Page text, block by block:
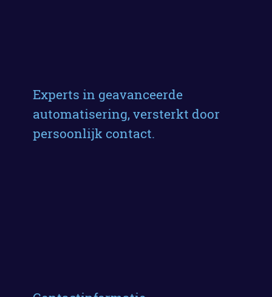
Experts in geavanceerde
automatisering, versterkt door
persoonlijk contact.